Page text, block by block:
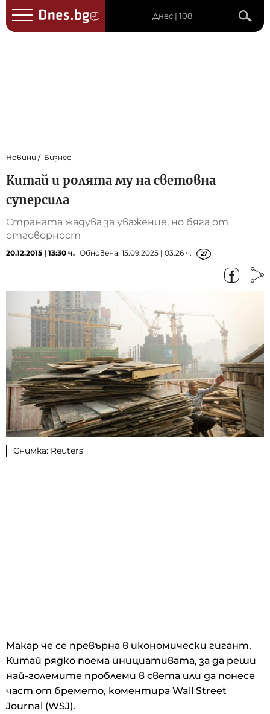
Днес | 108
Новини Бизнес
Китай и ролята му на световна
суперсила
Страната жадува за уважение, но бяга от
отговорност
20.12.2015 | 13:30 ч. Обновена: 15.09.2025 | 03:26 ч. 27
Снимка: Reuters
Макар че се превърна в икономически гигант,
Китай рядко поема инициативата, за да реши
най-големите проблеми в света или да понесе
част от бремето, коментира Wall Street
Journal (WSJ).